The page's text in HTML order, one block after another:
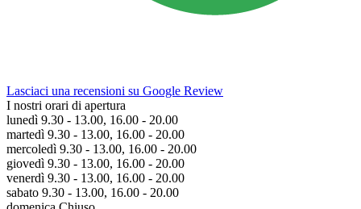
Lasciaci una recensioni su Google Review
I nostri orari di apertura
lunedì 9.30 - 13.00, 16.00 - 20.00
martedì 9.30 - 13.00, 16.00 - 20.00
mercoledì 9.30 - 13.00, 16.00 - 20.00
giovedì 9.30 - 13.00, 16.00 - 20.00
venerdì 9.30 - 13.00, 16.00 - 20.00
sabato 9.30 - 13.00, 16.00 - 20.00